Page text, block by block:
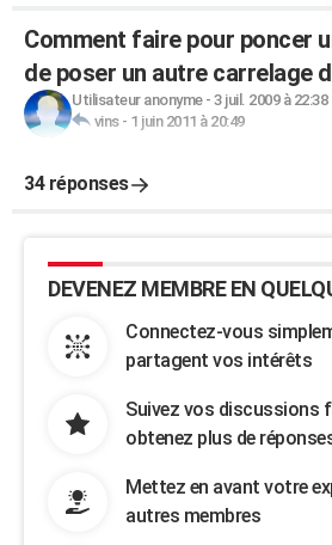
Comment faire pour poncer
de poser un autre carrelage
Utilisateur anonyme- 3 juil. 2009 à 22:38
vins- 1 juin 2011 à 20:49
34 réponses
DEVENEZ MEMBRE EN
Connectez-vous
partagent vos intérêts
Suivez vos discussions
obtenez plus de
Mettez en avant votre
autres membres